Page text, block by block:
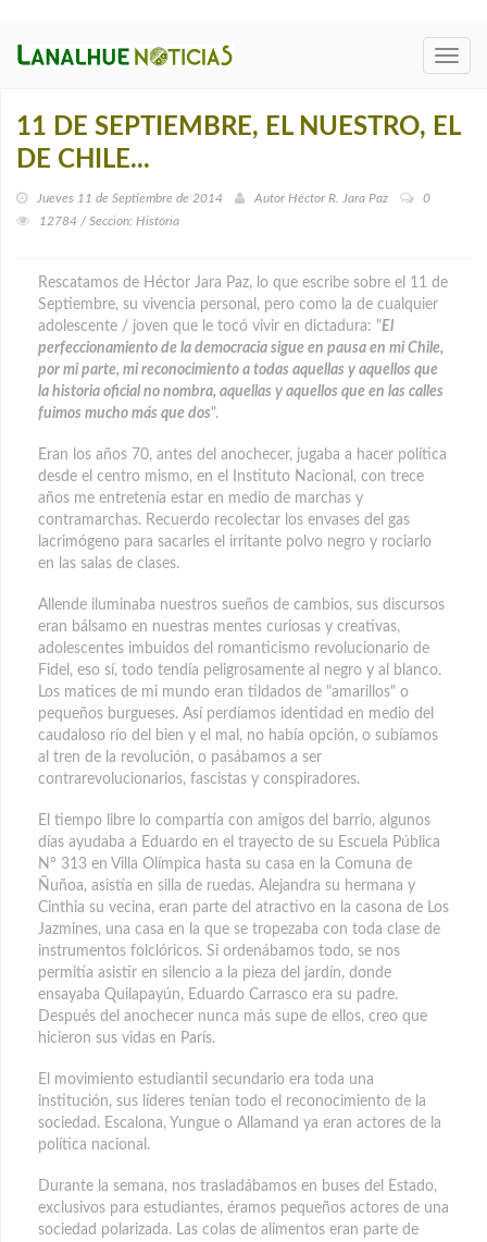
11 DE SEPTIEMBRE, EL NUESTRO, EL
DE CHILE...
Jueves 11 de Septiembre de 2014 Autor Héctor R. Jara Paz
0
12784 / Seccion: Historia
Rescatamos de Héctor Jara Paz, lo que escribe sobre el 11 de
Septiembre, su vivencia personal, pero como la de cualquier
adolescente / joven que le tocó vivir en dictadura: "El
perfeccionamiento de la democracia sigue en pausa en mi Chile,
por mi parte, mi reconocimiento a todas aquellas y aquellos que
la historia oficial no nombra, aquellas y aquellos que en las calles
fuimos mucho más que dos".
Eran los años 70, antes del anochecer, jugaba a hacer política
desde el centro mismo, en el Instituto Nacional, con trece
años me entretenía estar en medio de marchas y
contramarchas. Recuerdo recolectar los envases del gas
lacrimógeno para sacarles el irritante polvo negro y rociarlo
en las salas de clases.
Allende iluminaba nuestros sueños de cambios, sus discursos
eran bálsamo en nuestras mentes curiosas y creativas,
adolescentes imbuidos del romanticismo revolucionario de
Fidel, eso sí, todo tendía peligrosamente al negro y al blanco.
Los matices de mi mundo eran tildados de "amarillos" o
pequeños burgueses. Así perdíamos identidad en medio del
caudaloso río del bien y el mal, no había opción, o subíamos
al tren de la revolución, o pasábamos a ser
contrarevolucionarios, fascistas y conspiradores.
El tiempo libre lo compartía con amigos del barrio, algunos
días ayudaba a Eduardo en el trayecto de su Escuela Pública
N° 313 en Villa Olímpica hasta su casa en la Comuna de
Ñuñoa, asistía en silla de ruedas. Alejandra su hermana y
Cinthia su vecina, eran parte del atractivo en la casona de Los
Jazmines, una casa en la que se tropezaba con toda clase de
instrumentos folclóricos. Si ordenábamos todo, se nos
permitía asistir en silencio a la pieza del jardín, donde
ensayaba Quilapayún, Eduardo Carrasco era su padre.
Después del anochecer nunca más supe de ellos, creo que
hicieron sus vidas en París.
El movimiento estudiantil secundario era toda una
institución, sus líderes tenían todo el reconocimiento de la
sociedad. Escalona, Yungue o Allamand ya eran actores de la
política nacional.
Durante la semana, nos trasladábamos en buses del Estado,
exclusivos para estudiantes, éramos pequeños actores de una
sociedad polarizada. Las colas de alimentos eran parte de